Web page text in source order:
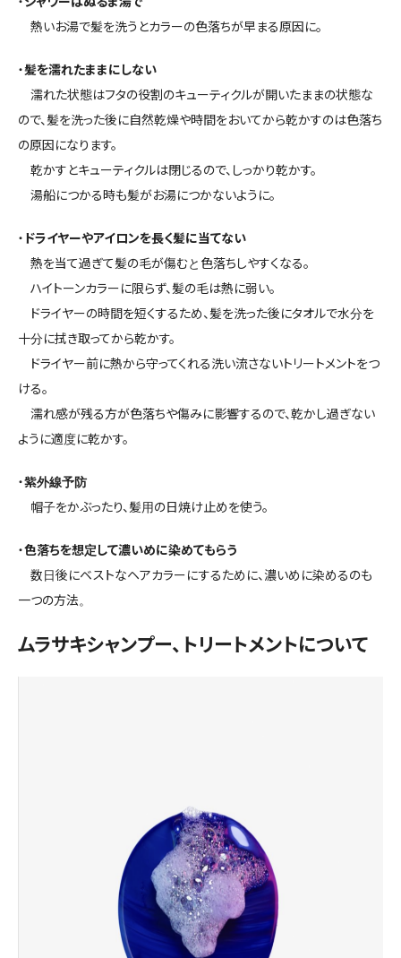
熱いお湯で髪を洗うとカラーの色落ちが早まる原因に。
・髪を濡れたままにしない
濡れた状態はフタの役割のキューティクルが開いたままの状態な
ので、髪を洗った後に自然乾燥や時間をおいてから乾かすのは色落ち
の原因になります。
乾かすとキューティクルは閉じるので、しっかり乾かす。
湯船につかる時も髪がお湯につかないように。
・ ドライヤーやアイロンを長く髪に当てない
熱を当て過ぎて髪の毛が傷むと色落ちしやすくなる。
ハイトーンカラーに限らず、髪の毛は熱に弱い。
ドライヤーの時間を短くするため、髪を洗った後にタオルで水分を
十分に拭き取ってから乾かす。
ドライヤー前に熱から守ってくれる洗い流さないトリートメントをつ
ける。
濡れ感が残る方が色落ちや傷みに影響するので、乾かし過ぎない
ように適度に乾かす。
・紫外線予防
帽子をかぶったり、髪用の日焼け止めを使う。
・色落ちを想定して濃いめに染めてもらう
数日後にベストなヘアカラーにするために、濃いめに染めるのも
一つの方法。
ムラサキシャンプー、トリートメントについて